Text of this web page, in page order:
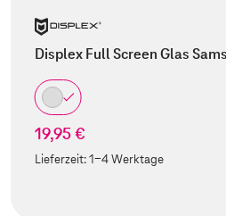
Displex Full Screen Glas
19,95 €
Lieferzeit:1-4 Werktage